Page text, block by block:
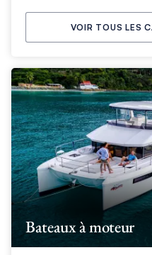
VOIR TOUS LES
Bateaux à moteur